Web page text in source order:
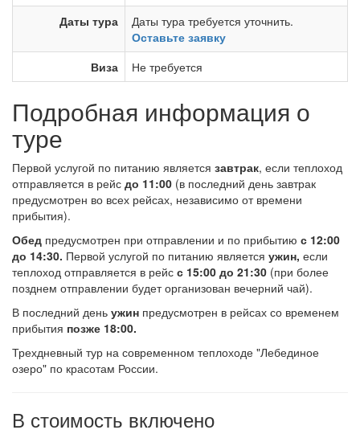
Даты тура
Даты тура требуется уточнить.
Оставьте заявку
Виза
Не требуется
Подробная информация о
туре
Первой услугой по питанию является завтрак, если теплоход
отправляется в рейс до 11:00 (в последний день завтрак
предусмотрен во всех рейсах, независимо от времени
прибытия).
Обед предусмотрен при отправлении и по прибытию с 12:00
до 14:30. Первой услугой по питанию является ужин, если
теплоход отправляется в рейс с 15:00 до 21:30 (при более
позднем отправлении будет организован вечерний чай).
В последний день ужин предусмотрен в рейсах со временем
прибытия позже 18:00.
Трехдневный тур на современном теплоходе "Лебединое
озеро" по красотам России.
В стоимость включено